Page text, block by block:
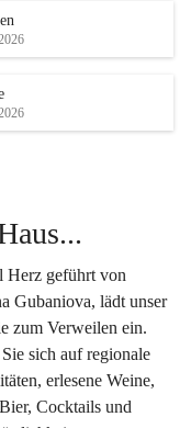
Festwiese –
&
oder Kundenevents
für Ihre Ideen.
mit regionalen
Köstlichkeiten
oder
Herz geführt von
Gubaniova, lädt unser
zum Verweilen ein.
sich auf regionale
erlesene Weine,
Cocktails und